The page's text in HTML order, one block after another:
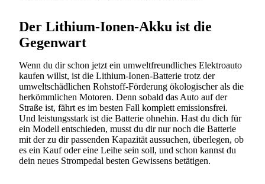
Der Lithium-Ionen-Akku ist die
Gegenwart
Wenn du dir schon jetzt ein umweltfreundliches Elektroauto
kaufen willst, ist die Lithium-Ionen-Batterie trotz der
umweltschädlichen Rohstoff-Förderung ökologischer als die
herkömmlichen Motoren. Denn sobald das Auto auf der
Straße ist, fährt es im besten Fall komplett emissionsfrei.
Und leistungsstark ist die Batterie ohnehin. Hast du dich für
ein Modell entschieden, musst du dir nur noch die Batterie
mit der zu dir passenden Kapazität aussuchen, überlegen, ob
es ein Kauf oder eine Leihe sein soll, und schon kannst du
dein neues Strompedal besten Gewissens betätigen.